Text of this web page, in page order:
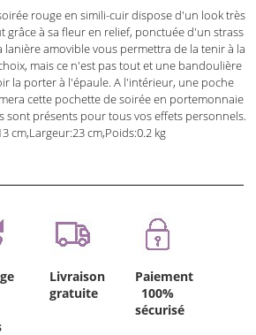
rouge en simili-cuir dispose d'un look très
grâce à sa fleur en relief, ponctuée d'un strass
lanière amovible vous permettra de la tenir à la
mais ce n'est pas tout et une bandoulière
la porter à l'épaule. A l'intérieur, une poche
cette pochette de soirée en portemonnaie
sont présents pour tous vos effets personnels.
cm,Largeur:23 cm,Poids:0.2 kg
Livraison
gratuite
Paiement
100%
sécurisé